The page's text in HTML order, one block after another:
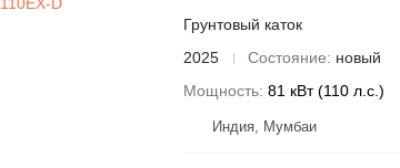
Грунтовый каток
2025
Состояние
новый
Мощность 81 кВт (110 л.с.)
Индия, Мумбаи